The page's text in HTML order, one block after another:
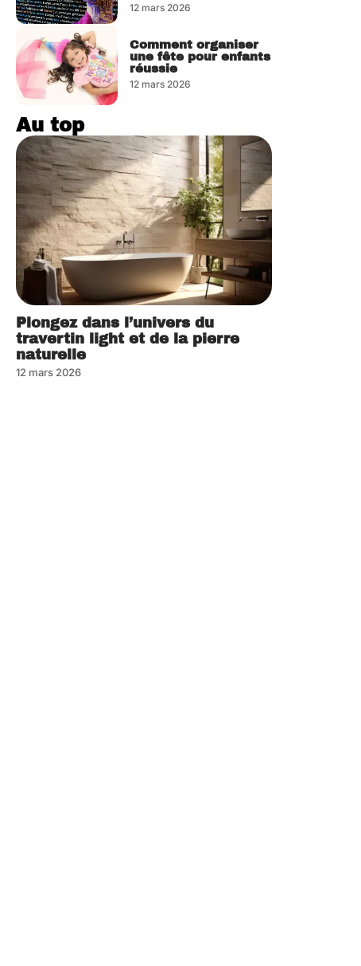
12 mars 2026
Comment organiser
une fête pour enfants
réussie
12 mars 2026
Au top
Plongez dans l’univers du
travertin light et de la pierre
naturelle
12 mars 2026